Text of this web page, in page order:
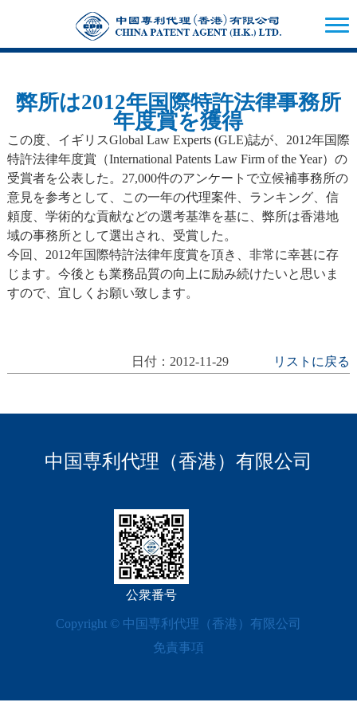
弊所は2012年国際特許法律事務所
年度賞を獲得
この度、イギリスGlobal Law Experts (GLE)誌が、2012年国際
特許法律年度賞（International Patents Law Firm of the Year）の
受賞者を公表した。27,000件のアンケートで立候補事務所の
意見を参考として、この一年の代理案件、ランキング、信
頼度、学術的な貢献などの選考基準を基に、弊所は香港地
域の事務所として選出され、受賞した。
今回、2012年国際特許法律年度賞を頂き、非常に幸甚に存
じます。今後とも業務品質の向上に励み続けたいと思いま
すので、宜しくお願い致します。
日付：2012-11-29 リストに戻る
中国専利代理（香港）有限公司
公衆番号
Copyright © 中国専利代理（香港）有限公司
免責事項